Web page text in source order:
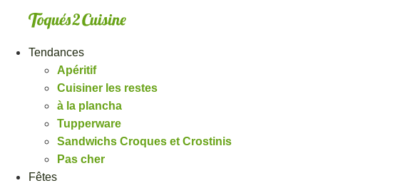
Tendances
Apéritif
Cuisiner les restes
à la plancha
Tupperware
Sandwichs Croques et Crostinis
Pas cher
Fêtes